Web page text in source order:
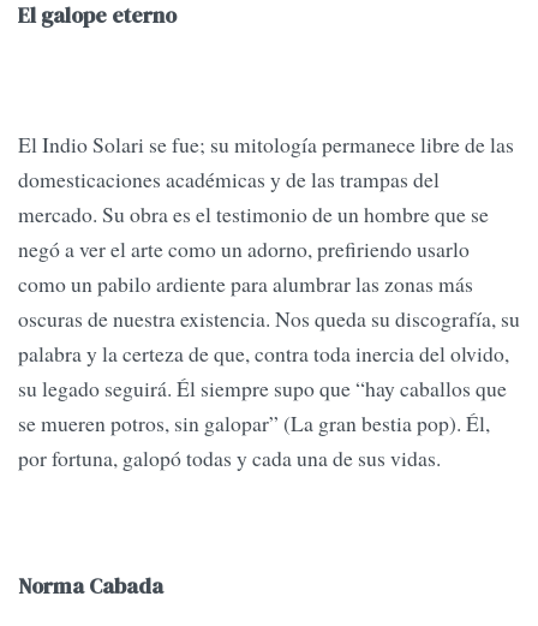
El galope eterno
El Indio Solari se fue; su mitología permanece libre de las
domesticaciones académicas y de las trampas del
mercado. Su obra es el testimonio de un hombre que se
negó a ver el arte como un adorno, prefiriendo usarlo
como un pabilo ardiente para alumbrar las zonas más
oscuras de nuestra existencia. Nos queda su discografía, su
palabra y la certeza de que, contra toda inercia del olvido,
su legado seguirá. Él siempre supo que “hay caballos que
se mueren potros, sin galopar” (La gran bestia pop). Él,
por fortuna, galopó todas y cada una de sus vidas.
Norma Cabada